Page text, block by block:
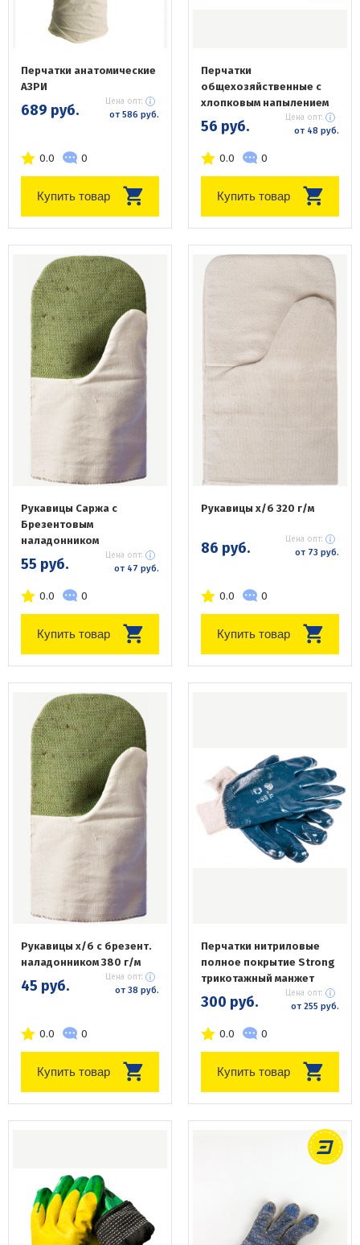
Перчатки анатомические
АЗРИ
689 руб. Цена опт:
от 586 руб.
0.0 0
Купить товар
Перчатки
общехозяйственные с
хлопковым напылением
56 руб. Цена опт:
от 48 руб.
0.0 0
Купить товар
Рукавицы Саржа с
Брезентовым
наладонником
55 руб. Цена опт:
от 47 руб.
0.0 0
Купить товар
Рукавицы х/б 320 г/м
86 руб. Цена опт:
от 73 руб.
0.0 0
Купить товар
Рукавицы х/б с брезент.
наладонником 380 г/м
45 руб. Цена опт:
от 38 руб.
0.0 0
Купить товар
Перчатки нитриловые
полное покрытие Strong
трикотажный манжет
300 руб. Цена опт:
от 255 руб.
0.0 0
Купить товар